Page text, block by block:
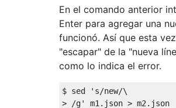
En el comando anterior
Enter para agregar una
funcionó. Así que esta
"escapar" de la "nueva
como lo indica el error.
$ sed 's/new/\